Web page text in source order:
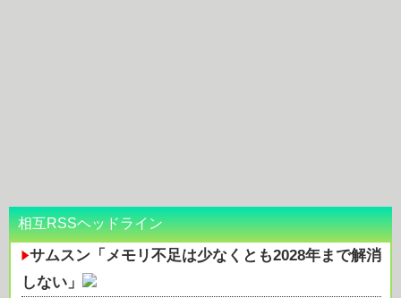
相互RSSヘッドライン
サムスン「メモリ不足は少なくとも2028年まで解消
しない」